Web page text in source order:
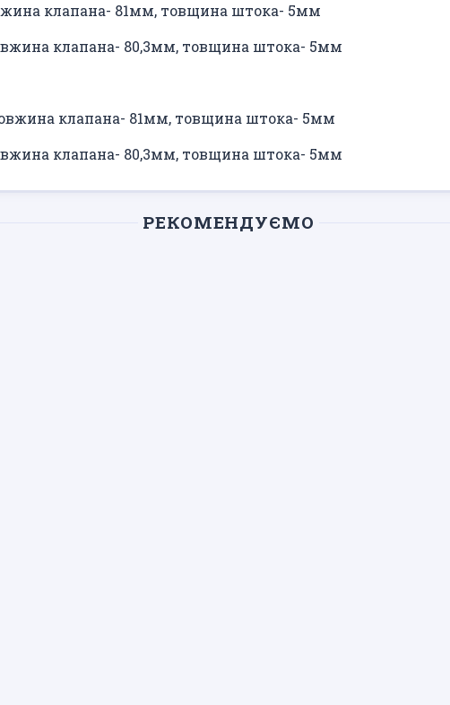
клапана- 81мм, товщина штока- 5мм
клапана- 80,3мм, товщина штока- 5мм
клапана- 81мм, товщина штока- 5мм
клапана- 80,3мм, товщина штока- 5мм
РЕКОМЕНДУЄМО